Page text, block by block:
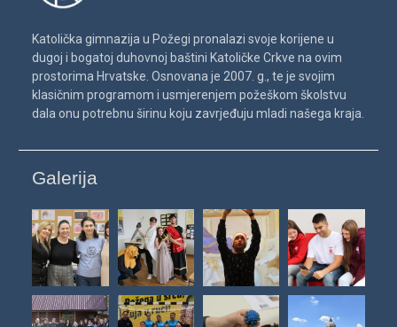
Katolička gimnazija u Požegi pronalazi svoje korijene u
dugoj i bogatoj duhovnoj baštini Katoličke Crkve na ovim
prostorima Hrvatske. Osnovana je 2007. g., te je svojim
klasičnim programom i usmjerenjem požeškom školstvu
dala onu potrebnu širinu koju zavrjeđuju mladi našega kraja.
Galerija